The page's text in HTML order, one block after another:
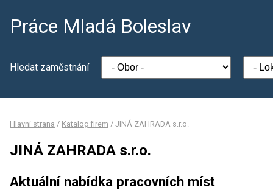
Práce Mladá Boleslav
Hledat zaměstnání
Hlavní strana / Katalog firem / JINÁ ZAHRADA s.r.o.
JINÁ ZAHRADA s.r.o.
Aktuální nabídka pracovních míst